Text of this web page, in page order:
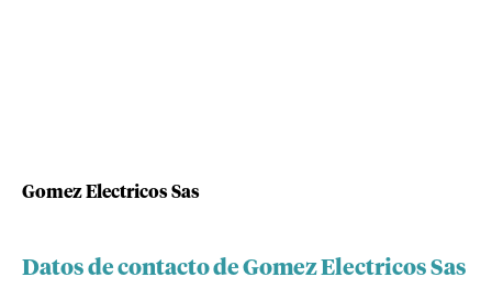
Gomez Electricos Sas
Datos de contacto de Gomez Electricos Sas